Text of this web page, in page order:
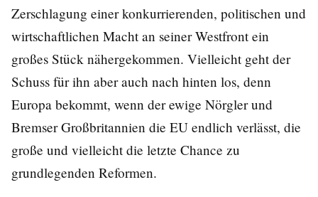
Zerschlagung einer konkurrierenden, politischen und
wirtschaftlichen Macht an seiner Westfront ein
großes Stück nähergekommen. Vielleicht geht der
Schuss für ihn aber auch nach hinten los, denn
Europa bekommt, wenn der ewige Nörgler und
Bremser Großbritannien die EU endlich verlässt, die
große und vielleicht die letzte Chance zu
grundlegenden Reformen.